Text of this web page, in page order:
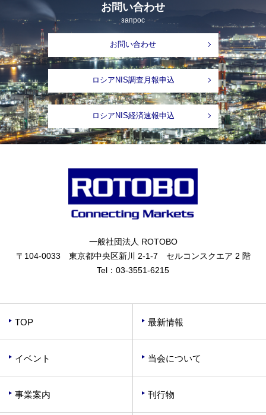
お問い合わせ
запрос
お問い合わせ
ロシアNIS調査月報申込
ロシアNIS経済速報申込
一般社団法人 ROTOBO
〒104-0033 東京都中央区新川 2-1-7 セルコンスクエア 2 階
Tel： 03-3551-6215
TOP 最新情報
イベント 当会について
事業案内 刊行物